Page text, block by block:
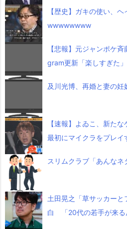
【歴史】ガキの使い、
wwwwwwww
【悲報】元ジャンポケ
gram更新「楽しすぎた」
及川光博、再婚と妻の
【速報】よゐこ、新た
最初にマイクラをプレイ
スリムクラブ「あんなネ
土田晃之「草サッカー
白 「20代の若手が来る